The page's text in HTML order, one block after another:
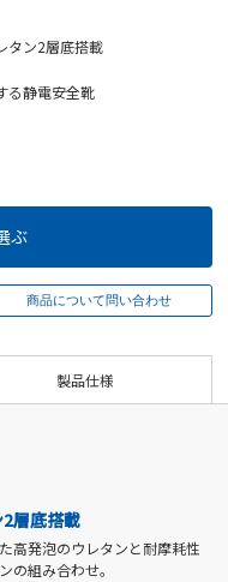
タン2層底搭載
る静電安全靴
ぶ
製品仕様
層底搭載
高発泡のウレタンと耐摩耗性
の組み合わせ。